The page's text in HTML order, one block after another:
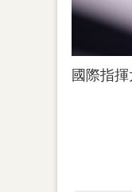
國際指